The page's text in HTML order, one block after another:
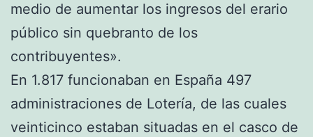
medio de aumentar los ingresos del erario
público sin quebranto de los
contribuyentes».
En 1.817 funcionaban en España 497
administraciones de Lotería, de las cuales
veinticinco estaban situadas en el casco de